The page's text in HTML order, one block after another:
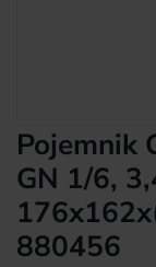
Pojemnik
GN 1/6,
880456